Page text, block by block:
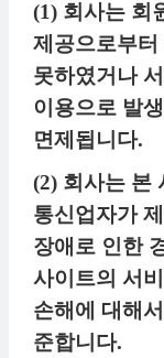
(1) 회사는 회
제공으로부터
못하였거나
이용으로 발
면제됩니다.
(2) 회사는 본
통신업자가
장애로 인한
사이트의 서
손해에 대해
준합니다.